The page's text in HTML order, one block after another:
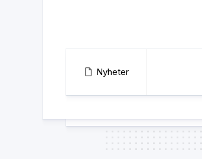
Nyheter